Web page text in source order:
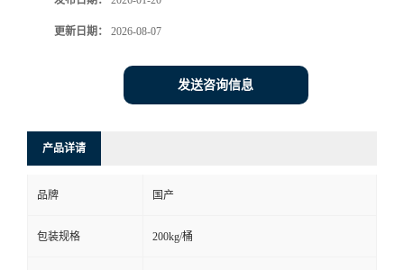
更新日期： 2026-08-07
发送咨询信息
产品详请
品牌 国产
包装规格 200kg/桶